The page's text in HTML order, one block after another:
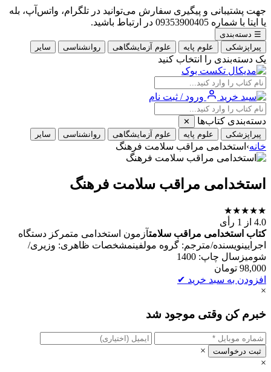
جهت پشتیبانی و پیگیری سفارش می‌توانید در تلگرام، واتس‌آپ، بله
یا ایتا با شماره 09353900405 در ارتباط باشید.
☰ دسته‌بندی
پیراپزشکی
علوم پایه علوم آزمایشگاهی روانشناسی سایر
یک دسته‌بندی را انتخاب کنید
ورود / ثبت نام
دسته‌بندی کتاب‌ها
✕
پیراپزشکی
علوم پایه علوم آزمایشگاهی روانشناسی سایر
خانه› استخدامی مراقب سلامت فرهنگ
استخدامی مراقب سلامت فرهنگ
★
★
★
★
★
4.0 از 1 رأی
کتاب استخدامی مراقب سلامتآزمون استخدامی متمرکز دستگاه
اجرایینویسنده/مترجم: گروه مولفینمشخصات ظاهری: وزیری/
شومیزسال چاپ: 1400
98,000 تومان
افزودن به سبد خرید ✔
×
خبرم کن وقتی موجود شد
ثبت درخواست
×
×